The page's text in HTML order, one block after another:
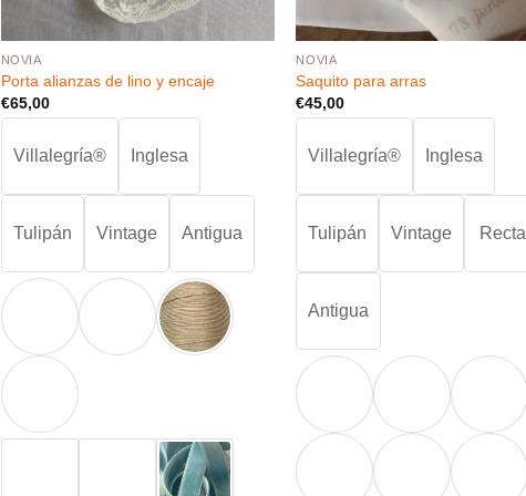
NOVIA
Porta alianzas de lino y encaje
€65,00
Villalegría® Inglesa
Tulipán Vintage Antigua
NOVIA
Saquito para arras
€45,00
Villalegría® Inglesa
Tulipán Vintage Recta
Antigua